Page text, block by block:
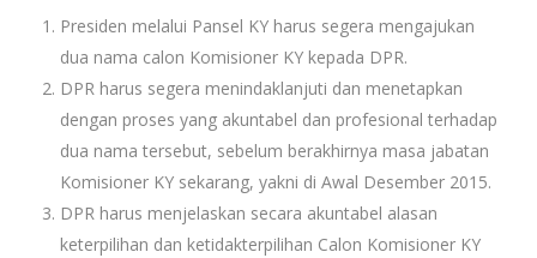
Presiden melalui Pansel KY harus segera mengajukan
dua nama calon Komisioner KY kepada DPR.
DPR harus segera menindaklanjuti dan menetapkan
dengan proses yang akuntabel dan profesional terhadap
dua nama tersebut, sebelum berakhirnya masa jabatan
Komisioner KY sekarang, yakni di Awal Desember 2015.
DPR harus menjelaskan secara akuntabel alasan
keterpilihan dan ketidakterpilihan Calon Komisioner KY